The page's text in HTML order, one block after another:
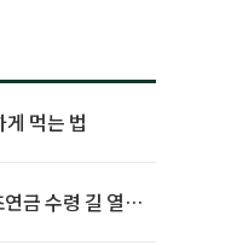
먹는 법
금 수령 길 열린